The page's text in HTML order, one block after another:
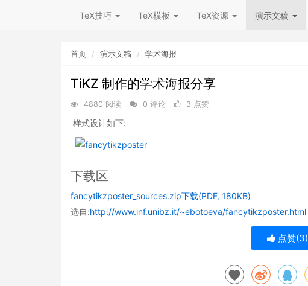
TeX技巧 TeX模板 TeX资源 演示文稿
首页 演示文稿 学术海报
TiKZ 制作的学术海报分享
4880 阅读 0 评论 3 点赞
样式设计如下:
下载区
fancytikzposter_sources.zip下载(PDF, 180KB)
选自:http://www.inf.unibz.it/~ebotoeva/fancytikzposter.html
点赞(3)